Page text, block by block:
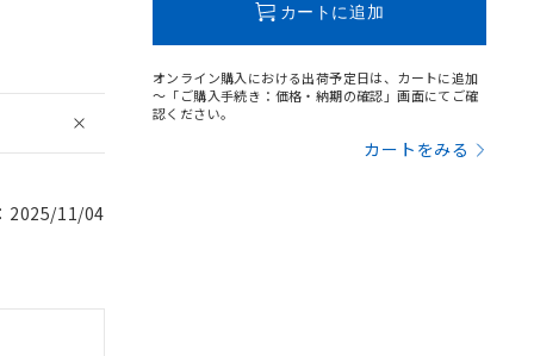
2025/11/04
カートに追加
オンライン購入における出荷予定日は、カートに追加
～「ご購入手続き：価格・納期の確認」画面にてご確
認ください。
カートをみる